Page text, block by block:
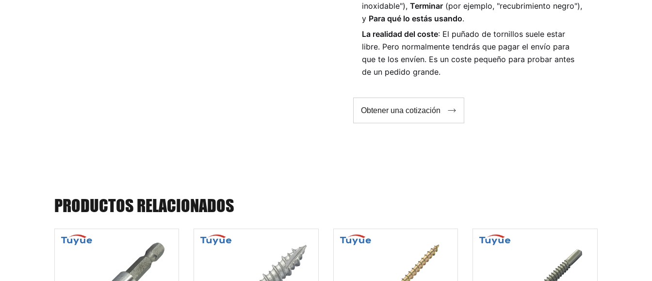
inoxidable"), Terminar(por ejemplo, "recubrimiento negro"),
y Para qué lo estás usando.
La realidad del coste: El puñado de tornillos suele estar
libre. Pero normalmente tendrás que pagar el envío para
que te los envíen. Es un coste pequeño para probar antes
de un pedido grande.
Obtener una cotización 
PRODUCTOS RELACIONADOS